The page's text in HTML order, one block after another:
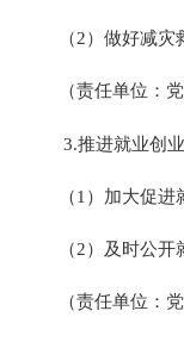
（2）做好减灾
（责任单位：
3.推进就业创
（1 ）加大促进
（2）及时公开
（责任单位：